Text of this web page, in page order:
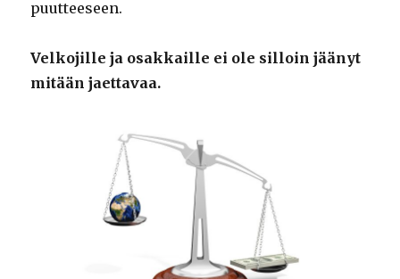
puutteeseen.
Velkojille ja osakkaille ei ole silloin jäänyt
mitään jaettavaa.